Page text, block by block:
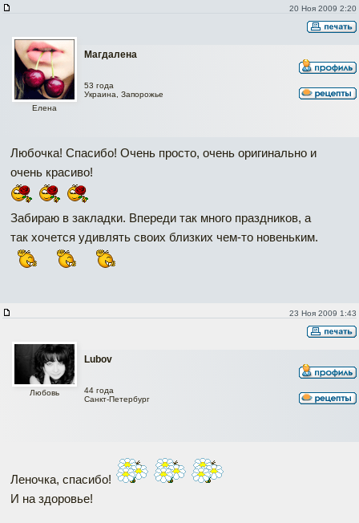
20 Ноя 2009 2:20
Магдалена
Елена
53 года
Украина, Запорожье
Любочка! Спасибо! Очень просто, очень оригинально и
очень красиво!
Забираю в закладки. Впереди так много праздников, а
так хочется удивлять своих близких чем-то новеньким.
23 Ноя 2009 1:43
Lubov
Любовь
44 года
Санкт-Петербург
Леночка, спасибо!
И на здоровье!